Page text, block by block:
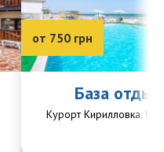
от 750 грн
База
Курорт Кирилловка.